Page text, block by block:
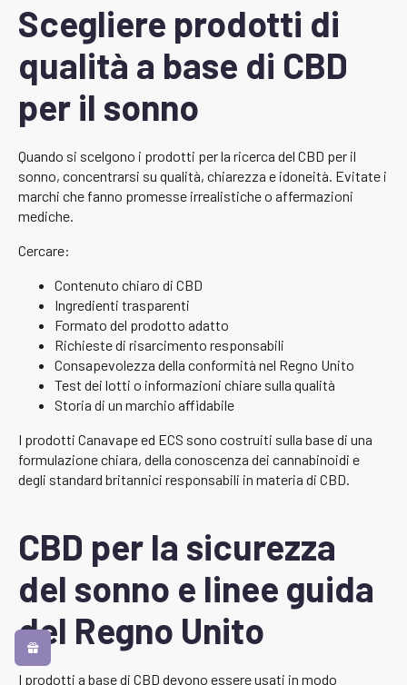
Scegliere prodotti di
qualità a base di CBD
per il sonno
Quando si scelgono i prodotti per la ricerca del CBD per il
sonno, concentrarsi su qualità, chiarezza e idoneità. Evitate i
marchi che fanno promesse irrealistiche o affermazioni
mediche.
Cercare:
Contenuto chiaro di CBD
Ingredienti trasparenti
Formato del prodotto adatto
Richieste di risarcimento responsabili
Consapevolezza della conformità nel Regno Unito
Test dei lotti o informazioni chiare sulla qualità
Storia di un marchio affidabile
I prodotti Canavape ed ECS sono costruiti sulla base di una
formulazione chiara, della conoscenza dei cannabinoidi e
degli standard britannici responsabili in materia di CBD.
CBD per la sicurezza
del sonno e linee guida
del Regno Unito
I prodotti a base di CBD devono essere usati in modo